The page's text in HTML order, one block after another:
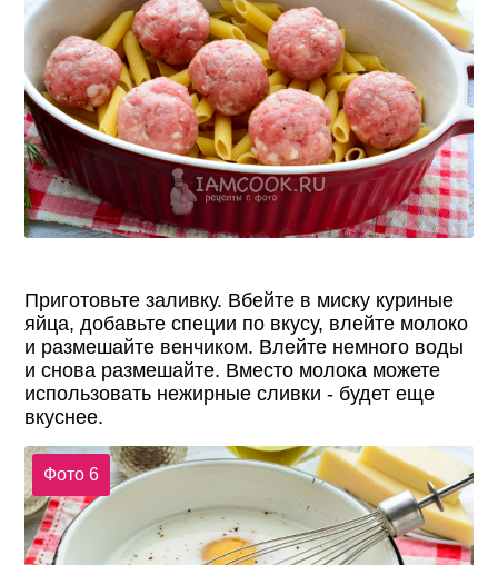
Приготовьте заливку. Вбейте в миску куриные
яйца, добавьте специи по вкусу, влейте молоко
и размешайте венчиком. Влейте немного воды
и снова размешайте. Вместо молока можете
использовать нежирные сливки - будет еще
вкуснее.
Фото 6